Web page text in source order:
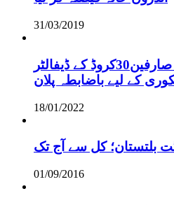
31/03/2019
گلگت بلتستان، بجلی صارفین30کروڈ کے ڈیفالٹر
کے لیے باضابطہ پلان
18/01/2022
بلتستان؛ کل سے آج تک
01/09/2016